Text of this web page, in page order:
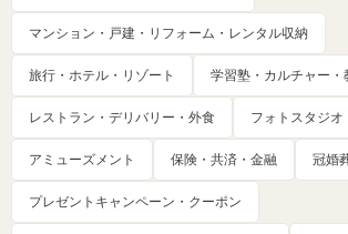
マンション・戸建・リフォーム・レンタル収納
旅行・ホテル・リゾート 学習塾・カルチャー・
レストラン・デリバリー・外食 フォトスタジオ
アミューズメント 保険・共済・金融 冠婚
プレゼントキャンペーン・クーポン